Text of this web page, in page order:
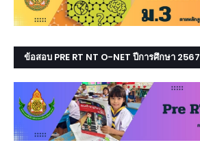
ข้อสอบ PRE RT NT O-NET ปีการศึกษา 2567